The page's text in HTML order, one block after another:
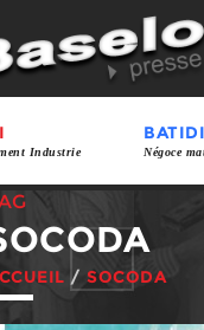
Industrie Négoce
/ SOCODA